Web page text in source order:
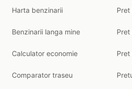
Harta benzinarii
Benzinarii langa mine
Calculator economie
Comparator traseu
Pret
Pret
Pret